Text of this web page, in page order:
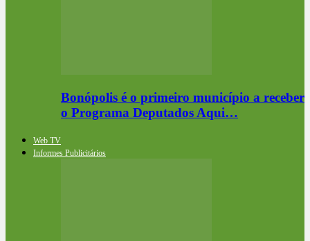
Bonópolis é o primeiro município a receber
o Programa Deputados Aqui…
Web TV
Informes Publicitários